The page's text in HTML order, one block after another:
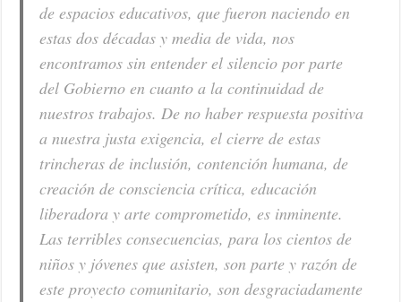
de espacios educativos, que fueron naciendo en
estas dos décadas y media de vida, nos
encontramos sin entender el silencio por parte
del Gobierno en cuanto a la continuidad de
nuestros trabajos. De no haber respuesta positiva
a nuestra justa exigencia, el cierre de estas
trincheras de inclusión, contención humana, de
creación de consciencia crítica, educación
liberadora y arte comprometido, es inminente.
Las terribles consecuencias, para los cientos de
niños y jóvenes que asisten, son parte y razón de
este proyecto comunitario, son desgraciadamente